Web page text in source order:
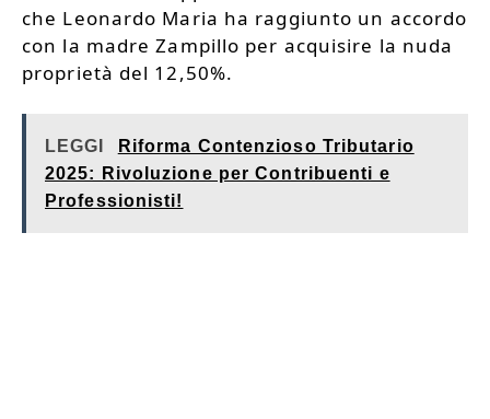
che Leonardo Maria ha raggiunto un accordo
con la madre Zampillo per acquisire la nuda
proprietà del 12,50%.
LEGGI
Riforma Contenzioso Tributario
2025: Rivoluzione per Contribuenti e
Professionisti!